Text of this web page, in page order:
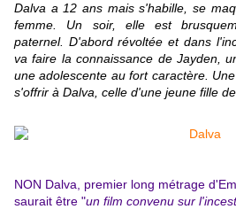
Dalva a 12 ans mais s'habille, se
femme. Un soir, elle est
paternel. D'abord révoltée et dans
va faire la connaissance de Jayden,
une adolescente au fort caractère.
s'offrir à Dalva, celle d'une jeune fille
NON Dalva, premier long métrage
saurait être "un film convenu sur